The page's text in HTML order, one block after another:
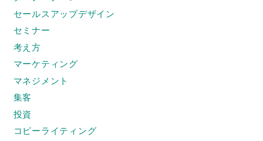
セールスアップデザイン
セミナー
考え方
マーケティング
マネジメント
集客
投資
コピーライティング